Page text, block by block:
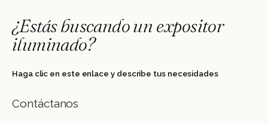
¿Estás buscando un expositor
iluminado?
Haga clic en este enlace y describe tus necesidades
Contáctanos